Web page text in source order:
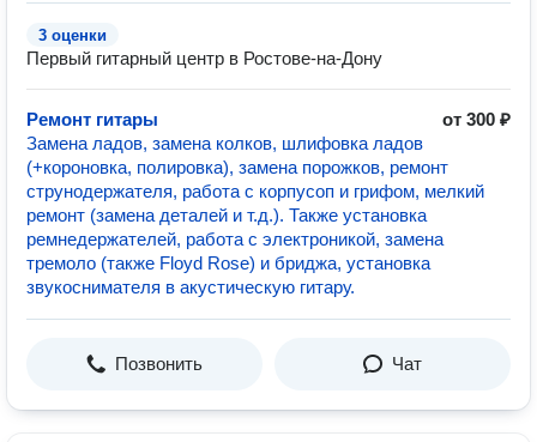
3 оценки
Первый гитарный центр в Ростове-на-Дону
Ремонт гитары
от 300 ₽
Замена ладов, замена колков, шлифовка ладов
(+короновка, полировка), замена порожков, ремонт
струнодержателя, работа с корпусоп и грифом, мелкий
ремонт (замена деталей и т.д.). Также установка
ремнедержателей, работа с электроникой, замена
тремоло (также Floyd Rose) и бриджа, установка
звукоснимателя в акустическую гитару.
Позвонить Чат